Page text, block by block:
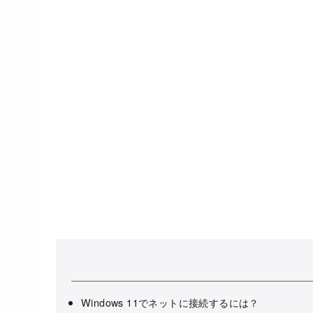
Windows 11でネットに接続するには？